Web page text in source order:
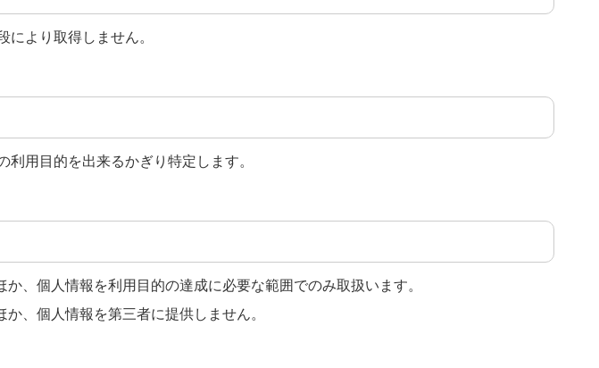
により取得しません。
用目的を出来るかぎり特定します。
、個人情報を利用目的の達成に必要な範囲でのみ取扱います。
、個人情報を第三者に提供しません。